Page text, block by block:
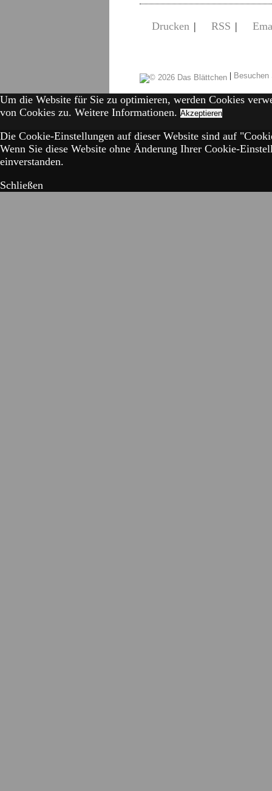
Drucken | RSS |
|
Um die Website für Sie zu optimieren, werden Cookies
von Cookies zu. Weitere Informationen. Akzeptieren
Die Cookie-Einstellungen auf dieser Website sind auf
Wenn Sie diese Website ohne Änderung Ihrer Cookie-
einverstanden.
Schließen